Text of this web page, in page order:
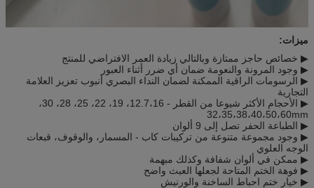
ميزات:
▶ خصائص حاجز ممتازة وبالتالي زيادة العمر الافتراضي للمنتج
▶ وجود المرونة والنعومة ضمان أي ضرر أثناء العبور
▶ الرسومات الراقية الممكنة لضمان النداء البصري أنبوب تعزيز العلامة
التجارية
▶ الأحجام الأكثر شيوعا من القطر - 12.7،16، 19، 22، 25، 28، 30،
32،35،38،40،50،60mm
▶ الطباعة الحفر تصل إلى 9 ألوان
▶ وجود مجموعة متنوعة من تركيبات كاب - المسمار، والوقوف، قبعات
الوجه العلوي
▶ ممكن في ألوان شفافة وكذلك مبهمة
▶ فوهة الختم المتاحة لجعلها العبث واضح
▶ خيار ختم احباط الساخنة والورنيش